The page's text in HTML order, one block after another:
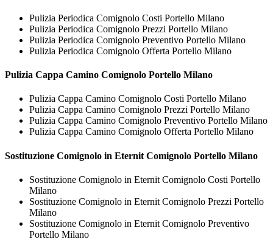
Pulizia Periodica Comignolo Costi Portello Milano
Pulizia Periodica Comignolo Prezzi Portello Milano
Pulizia Periodica Comignolo Preventivo Portello Milano
Pulizia Periodica Comignolo Offerta Portello Milano
Pulizia Cappa Camino Comignolo Portello Milano
Pulizia Cappa Camino Comignolo Costi Portello Milano
Pulizia Cappa Camino Comignolo Prezzi Portello Milano
Pulizia Cappa Camino Comignolo Preventivo Portello Milano
Pulizia Cappa Camino Comignolo Offerta Portello Milano
Sostituzione Comignolo in Eternit Comignolo Portello Milano
Sostituzione Comignolo in Eternit Comignolo Costi Portello
Milano
Sostituzione Comignolo in Eternit Comignolo Prezzi Portello
Milano
Sostituzione Comignolo in Eternit Comignolo Preventivo
Portello Milano